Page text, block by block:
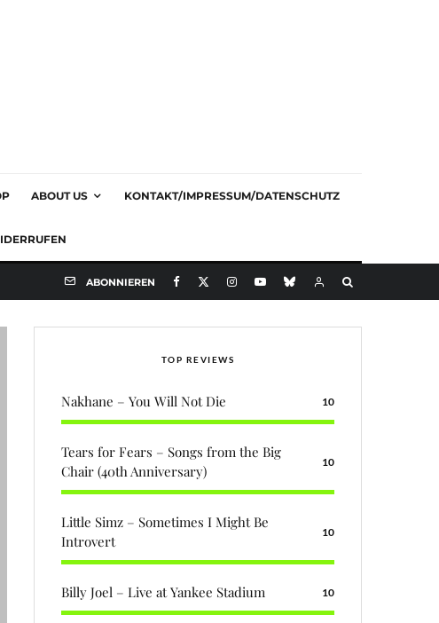
ABOUT US KONTAKT/IMPRESSUM/DATENSCHUTZ
ABONNIEREN
TOP REVIEWS
Nakhane – You Will Not Die 10
Tears for Fears – Songs from the Big
Chair (40th Anniversary)
10
Little Simz – Sometimes I Might Be
Introvert
10
Billy Joel – Live at Yankee Stadium 10